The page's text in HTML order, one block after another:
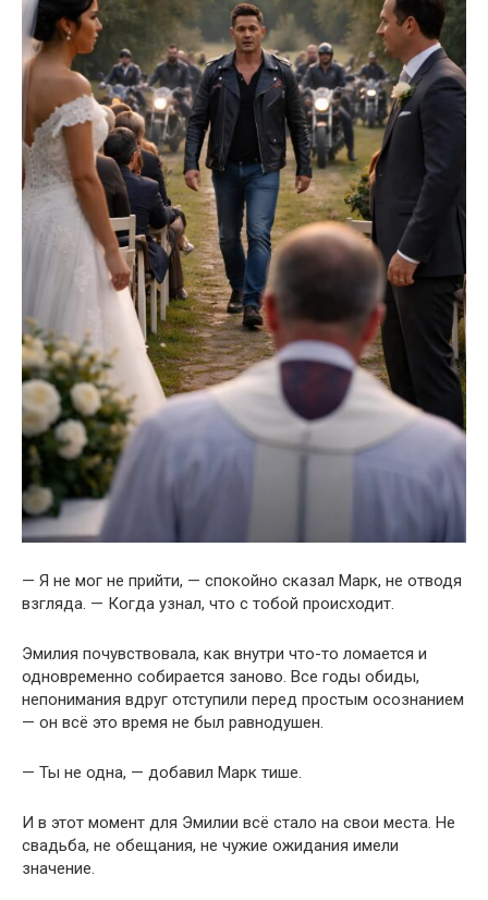
— Я не мог не прийти, — спокойно сказал Марк, не отводя
взгляда. — Когда узнал, что с тобой происходит.
Эмилия почувствовала, как внутри что-то ломается и
одновременно собирается заново. Все годы обиды,
непонимания вдруг отступили перед простым осознанием
— он всё это время не был равнодушен.
— Ты не одна, — добавил Марк тише.
И в этот момент для Эмилии всё стало на свои места. Не
свадьба, не обещания, не чужие ожидания имели
значение.